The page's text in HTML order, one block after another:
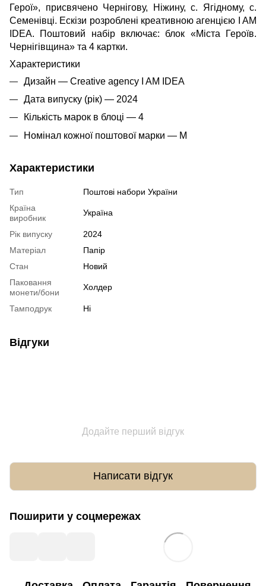
Герої», присвячено Чернігову, Ніжину, с. Ягідному, с.
Семенівці. Ескізи розроблені креативною агенцією I AM
IDEA. Поштовий набір включає: блок «Міста Героїв.
Чернігівщина» та 4 картки.
Характеристики
Дизайн — Creative agency I AM IDEA
Дата випуску (рік) — 2024
Кількість марок в блоці — 4
Номінал кожної поштової марки — M
Характеристики
Тип
Поштові набори України
Країна
виробник
Україна
Рік випуску
2024
Матеріал
Папір
Стан
Новий
Паковання
монети/бони
Холдер
Тамподрук Ні
Відгуки
Додайте перший відгук
Написати відгук
Поширити у соцмережах